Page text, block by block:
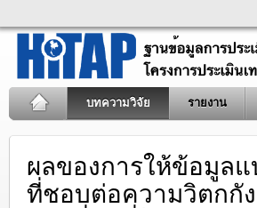
บทความวิจัย รายงาน
ผลของการให้ข้อมูล
ที่ชอบต่อความวิตกกั